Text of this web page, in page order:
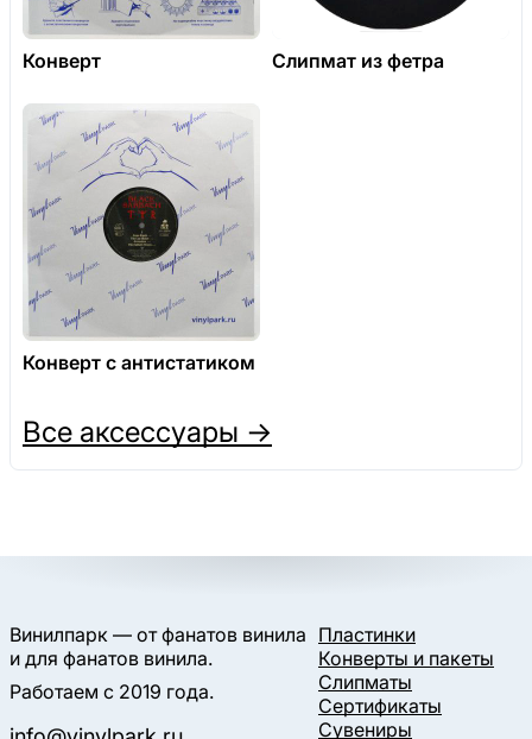
Конверт Слипмат из фетра
Конверт с антистатиком
Все аксессуары →
Винилпарк — от фанатов винила
и для фанатов винила.
Работаем с 2019 года.
Пластинки
Конверты и пакеты
Слипматы
Сертификаты
Сувениры